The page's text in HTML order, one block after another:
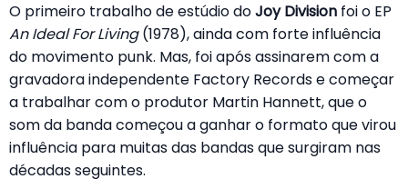
O primeiro trabalho de estúdio doJoy Division foi o EP
An Ideal For Living(1978), ainda com forte influência
do movimento punk. Mas, foi após assinarem com a
gravadora independente Factory Records e começar
a trabalhar com o produtor Martin Hannett, que o
som da banda começou a ganhar o formato que virou
influência para muitas das bandas que surgiram nas
décadas seguintes.